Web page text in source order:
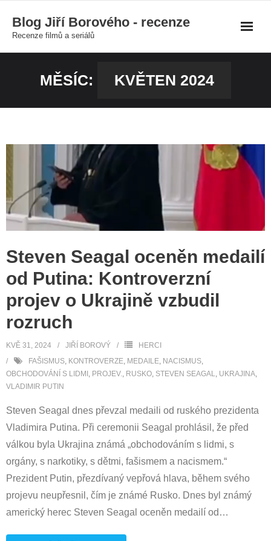
content
Blog Jiří Borového - recenze
Recenze filmů a seriálů
MĚSÍC: KVĚTEN 2024
Steven Seagal oceněn medailí
od Putina: Kontroverzní
projev o Ukrajině vzbudil
rozruch
KVĚ 31, 2024 JIŘÍ BOROVÝ
HERCI
FAŠISMUS KONTROVERZE MEDAILE NACISMUS
OBCHODOVÁNÍ S LIDMI PROJEV. RUSKO STEVEN SEAGAL UKRAJINA
VLADIMIR PUTIN
Steven Seagal dnes převzal medaili od ruského prezidenta
Vladimira Putina. Při ceremonii Seagal prohlásil, že před
válkou byla Ukrajina známá „obchodováním s lidmi, s
orgány, s narkotiky, s dětmi, fašismem a nacismem.“
Prezident Putin, přezdívaný vepřová hlava, během svého
projevu neupřesnil, čím je známé Rusko. Dnes byl známý
americký herec Steven Seagal oceněn medailí od …